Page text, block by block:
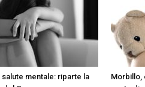
salute mentale: riparte la
Morbillo,